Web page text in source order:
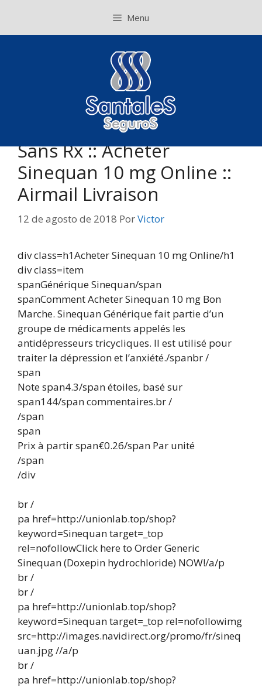
o
Menu
Sans Rx :: Acheter
Sinequan 10 mg Online ::
Airmail Livraison
12 de agosto de 2018 PorVictor
div class=h1Acheter Sinequan 10 mg Online/h1
div class=item
spanGénérique Sinequan/span
spanComment Acheter Sinequan 10 mg Bon
Marche. Sinequan Générique fait partie d’un
groupe de médicaments appelés les
antidépresseurs tricycliques. Il est utilisé pour
traiter la dépression et l’anxiété./spanbr /
span
Note span4.3/span étoiles, basé sur
span144/span commentaires.br /
/span
span
Prix à partir span€0.26/span Par unité
/span
/div
br /
pa href=http://unionlab.top/shop?
keyword=Sinequan target=_top
rel=nofollowClick here to Order Generic
Sinequan (Doxepin hydrochloride) NOW!/a/p
br /
br /
pa href=http://unionlab.top/shop?
keyword=Sinequan target=_top rel=nofollowimg
src=http://images.navidirect.org/promo/fr/sineq
uan.jpg //a/p
br /
pa href=http://unionlab.top/shop?